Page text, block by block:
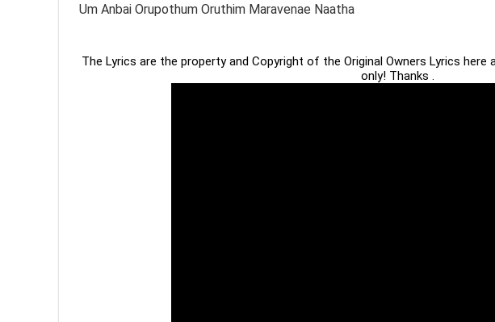
Um Anbai Orupothum Oruthim Maravenae Naatha
The Lyrics are the property and Copyright of the Original Owners Lyrics here
only! Thanks .